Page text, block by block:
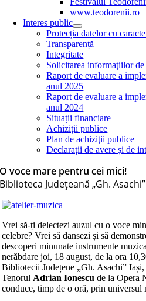
www.teodorenii.ro
Interes public
Protecția datelor cu
Transparență
Integritate
Solicitarea informaţiilor
Raport de evaluare a
anul 2025
Raport de evaluare a
anul 2024
Situații financiare
Achiziții publice
Plan de achiziţii publice
Declarații de avere și de
O voce mare pentru cei mici!
Biblioteca Judeţeană „Gh.
Vrei să-ți delectezi auzul cu o voce
celebre? Vrei să dansezi și să
descoperi minunate instrumente
nerăbdare joi, 18 august, de la ora
Bibliotecii Județene „Gh. Asachi” Iași,
Tenorul Adrian Ionescu de la Opera
conduce, timp de o oră, prin universul